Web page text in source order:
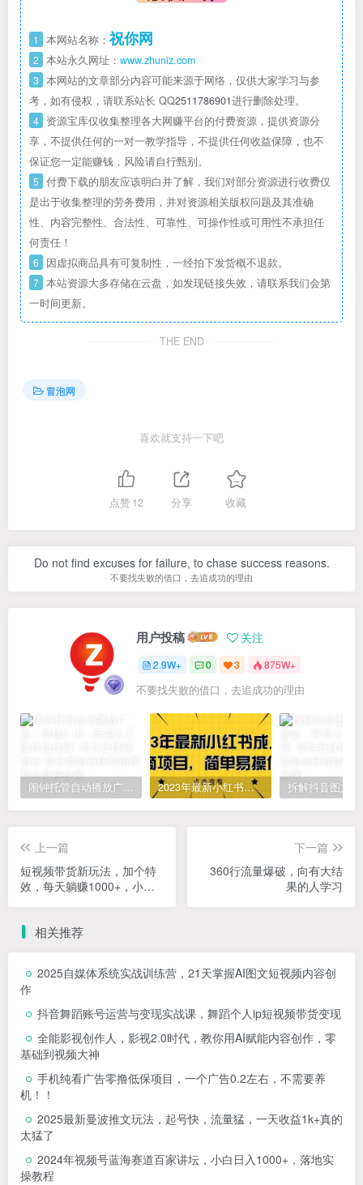
1 本网站名称： 祝你网
2 本站永久网址： www.zhuniz.com
3 本网站的文章部分内容可能来源于网络，仅供大家学习与参
考，如有侵权，请联系站长 QQ2511786901进行删除处理。
4 资源宝库仅收集整理各大网赚平台的付费资源，提供资源分
享，不提供任何的一对一教学指导，不提供任何收益保障，也不
保证您一定能赚钱，风险请自行甄别。
5 付费下载的朋友应该明白并了解，我们对部分资源进行收费仅
是出于收集整理的劳务费用，并对资源相关版权问题及其准确
性、内容完整性、合法性、可靠性、可操作性或可用性不承担任
何责任！
6 因虚拟商品具有可复制性，一经拍下发货概不退款。
7 本站资源大多存储在云盘，如发现链接失效，请联系我们会第
一时间更新。
THE END
冒泡网
喜欢就支持一下吧
点赞12 分享 收藏
Do not find excuses for failure, to chase success reasons.
不要找失败的借口，去追成功的理由
用户投稿 关注
2.9W+ 0 3 875W+
不要找失败的借口，去追成功的理由
闹钟托管自动播放广告，单机5-10，无需人工操作 2023年最新小红书成人电商项目，简单易操作【详细教程】
上一篇
短视频带货新玩法，加个特
效，每天躺赚1000+，小白
下一篇
360行流量爆破，向有大结
果的人学习
相关推荐
2025自媒体系统实战训练营，21天掌握AI图文短视频内容创
作
抖音舞蹈账号运营与变现实战课，舞蹈个人ip短视频带货变现
全能影视创作人，影视2.0时代，教你用AI赋能内容创作，​零
基础到视频大神
手机纯看广告零撸低保项目，一个广告0.2左右，不需要养
机！！
2025最新曼波推文玩法，起号快，流量猛，一天收益1k+真的
太猛了
2024年视频号蓝海赛道百家讲坛，小白日入1000+，落地实
操教程